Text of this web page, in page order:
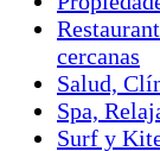
cercanas
Salud,
Spa,
Surf y